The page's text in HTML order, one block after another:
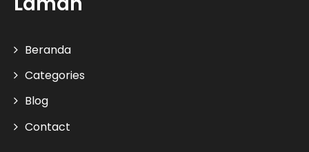
Beranda
Categories
Blog
Contact